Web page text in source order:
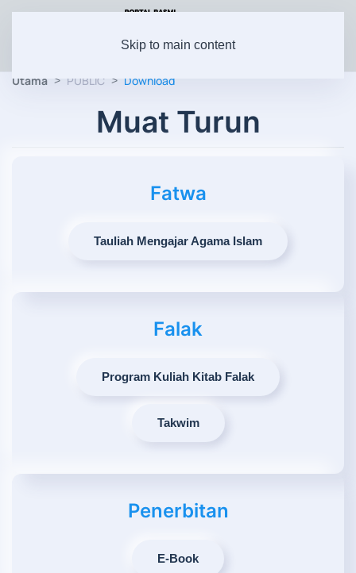
Skip to main content
Utama PUBLIC Download
Muat Turun
Fatwa
Tauliah Mengajar Agama Islam
Falak
Program Kuliah Kitab Falak
Takwim
Penerbitan
E-Book